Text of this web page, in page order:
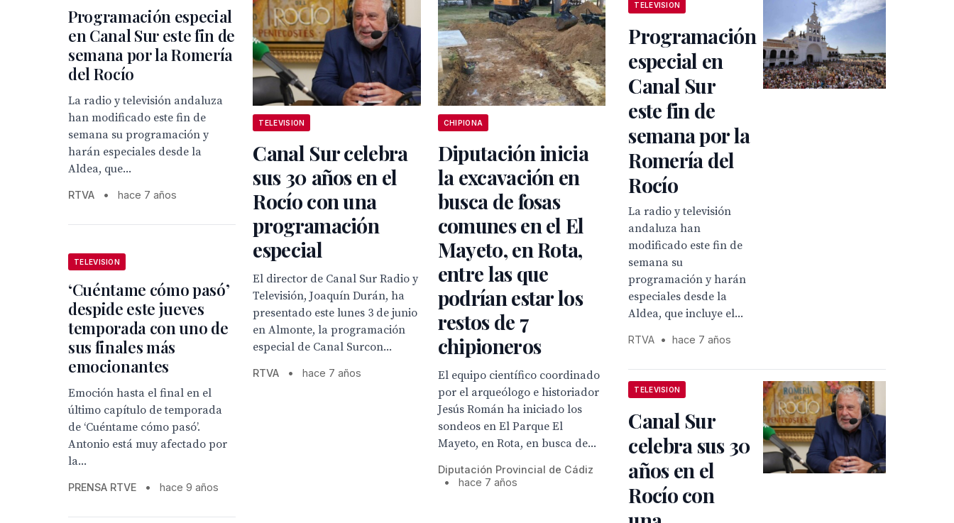
Programación especial
en Canal Sur este fin de
semana por la Romería
del Rocío
La radio y televisión andaluza
han modificado este fin de
semana su programación y
harán especiales desde la
Aldea, que...
RTVA • hace 7 años
TELEVISION
Canal Sur celebra
sus 30 años en el
Rocío con una
programación
especial
El director de Canal Sur Radio y
Televisión, Joaquín Durán, ha
presentado este lunes 3 de junio
en Almonte, la programación
especial de Canal Surcon...
RTVA • hace 7 años
CHIPIONA
Diputación inicia
la excavación en
busca de fosas
comunes en el El
Mayeto, en Rota,
entre las que
podrían estar los
restos de 7
chipioneros
El equipo científico coordinado
por el arqueólogo e historiador
Jesús Román ha iniciado los
sondeos en El Parque El
Mayeto, en Rota, en busca de...
Diputación Provincial de Cádiz
•
hace 7 años
TELEVISION
‘Cuéntame cómo pasó’
despide este jueves
temporada con uno de
sus finales más
emocionantes
Emoción hasta el final en el
último capítulo de temporada
de ‘Cuéntame cómo pasó’.
Antonio está muy afectado por
la...
PRENSA RTVE • hace 9 años
TELEVISION
Programación
especial en
Canal Sur
este fin de
semana por la
Romería del
Rocío
La radio y televisión
andaluza han
modificado este fin de
semana su
programación y harán
especiales desde la
Aldea, que incluye el...
RTVA • hace 7 años
TELEVISION
Canal Sur
celebra sus 30
años en el
Rocío con